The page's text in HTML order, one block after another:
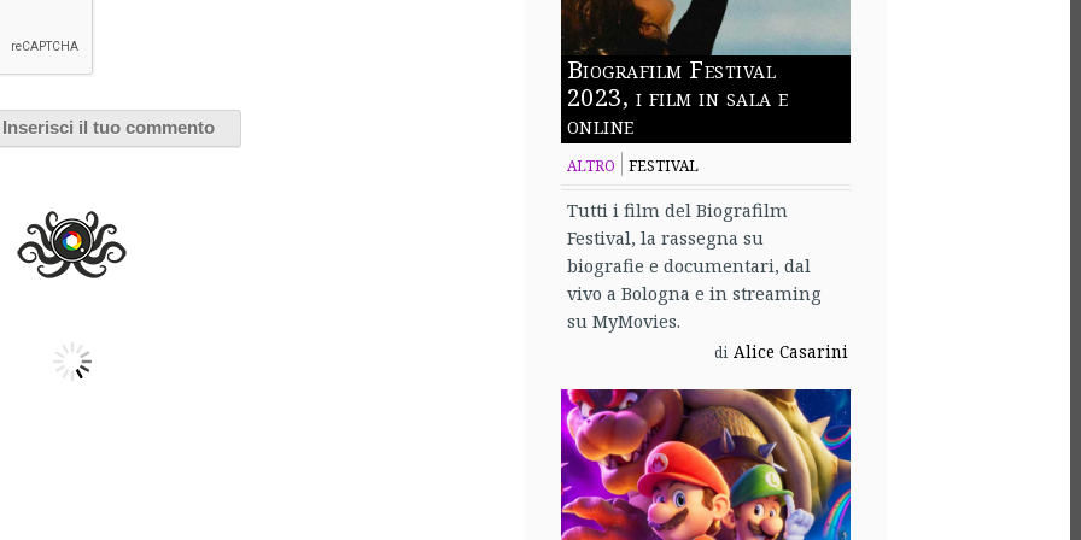
Bene: Macbeth horror suite
Ottobre 2012
Biografilm Festival
2023, i film in sala e
online
ALTRO FESTIVAL
Tutti i film del Biografilm
Festival, la rassegna su
biografie e documentari, dal
vivo a Bologna e in streaming
su MyMovies.
di Alice Casarini